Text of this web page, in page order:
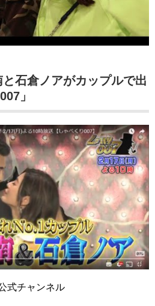
石倉ノアがカップルで出
」
式チャンネル